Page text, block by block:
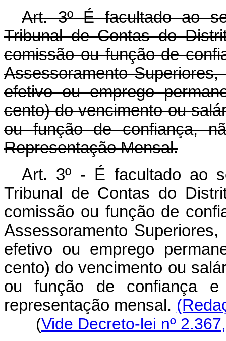
Art. 3º É facultado ao
Tribunal de Contas do
comissão ou função de
Assessoramento
efetivo ou emprego
cento) do vencimento ou
ou função de confiança,
Representação Mensal.
Art. 3º - É facultado ao
Tribunal de Contas do
comissão ou função de
Assessoramento
efetivo ou emprego
cento) do vencimento ou
ou função de confiança e
representação mensal.
(Vide Decreto-lei nº